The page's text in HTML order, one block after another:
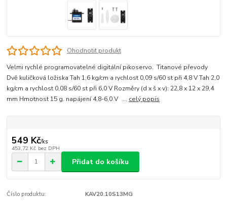
Ohodnotit produkt
Velmi rychlé programovatelné digitální pikoservo. Titanové převody
Dvě kuličková ložiska Tah 1,6 kg/cm a rychlost 0,09 s/60 st při 4,8 V Tah 2,0
kg/cm a rychlost 0,08 s/60 st při 6,0 V Rozměry (d x š x v): 22,8 x 12 x 29,4
mm Hmotnost 15 g. napájení 4,8-6,0 V ... celý popis
549 Kč/ks
453,72 Kč bez DPH
Přidat do košíku
Číslo produktu: KAV20.10S13MG